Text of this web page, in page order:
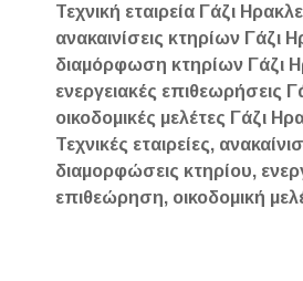
Τεχνική εταιρεία Γάζι
ανακαινίσεις κτηρίων Γάζι
διαμόρφωση κτηρίων Γάζι
ενεργειακές επιθεωρήσεις
οικοδομικές μελέτες Γάζι
Τεχνικές εταιρείες,
διαμορφώσεις κτηρίου,
επιθεώρηση, οικοδομική